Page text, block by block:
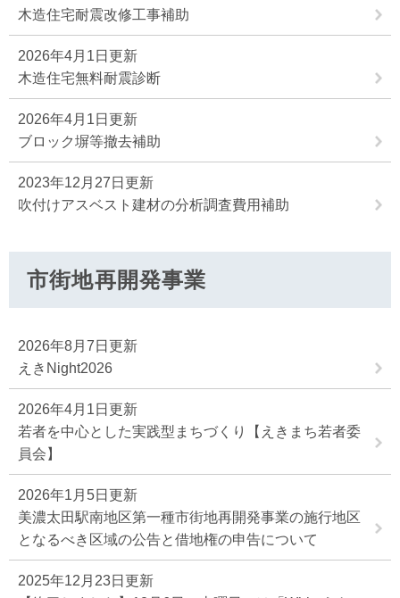
木造住宅耐震改修工事補助
2026年4月1日更新
木造住宅無料耐震診断
2026年4月1日更新
ブロック塀等撤去補助
2023年12月27日更新
吹付けアスベスト建材の分析調査費用補助
市街地再開発事業
2026年8月7日更新
えきNight2026
2026年4月1日更新
若者を中心とした実践型まちづくり【えきまち若者委
員会】
2026年1月5日更新
美濃太田駅南地区第一種市街地再開発事業の施行地区
となるべき区域の公告と借地権の申告について
2025年12月23日更新